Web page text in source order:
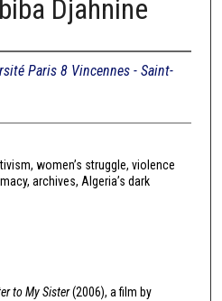
Djahnine
Paris 8 Vincennes - Saint-
women’s struggle, violence
archives, Algeria’s dark
to My Sister(2006), a film by